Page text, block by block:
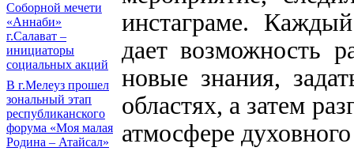
Соборной мечети
«Аннаби»
г.Салават –
инициаторы
социальных акций
В г.Мелеуз прошел
зональный этап
республиканского
форума «Моя малая
Родина – Атайсал»
инстаграме.
дает возможность
новые знания,
областях, а затем
атмосфере